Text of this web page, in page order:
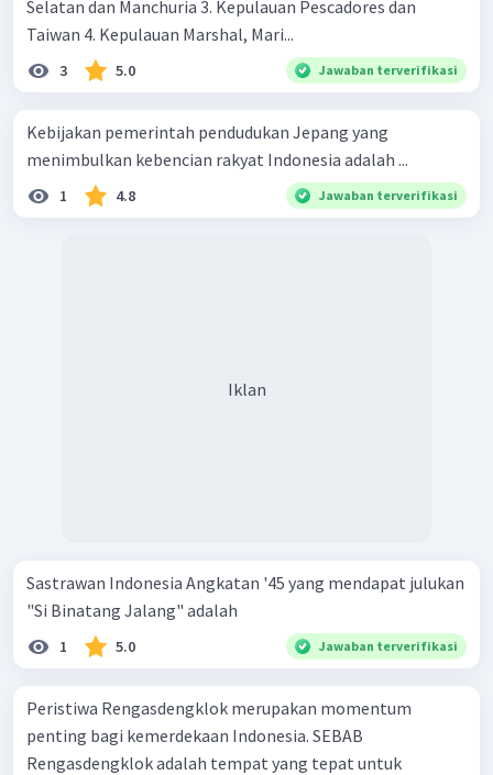
Selatan dan Manchuria 3. Kepulauan Pescadores dan
Taiwan 4. Kepulauan Marshal, Mari...
3 5.0 Jawaban terverifikasi
Kebijakan pemerintah pendudukan Jepang yang
menimbulkan kebencian rakyat Indonesia adalah ...
1 4.8 Jawaban terverifikasi
Iklan
Sastrawan Indonesia Angkatan '45 yang mendapat julukan
"Si Binatang Jalang" adalah
1 5.0 Jawaban terverifikasi
Peristiwa Rengasdengklok merupakan momentum
penting bagi kemerdekaan Indonesia. SEBAB
Rengasdengklok adalah tempat yang tepat untuk